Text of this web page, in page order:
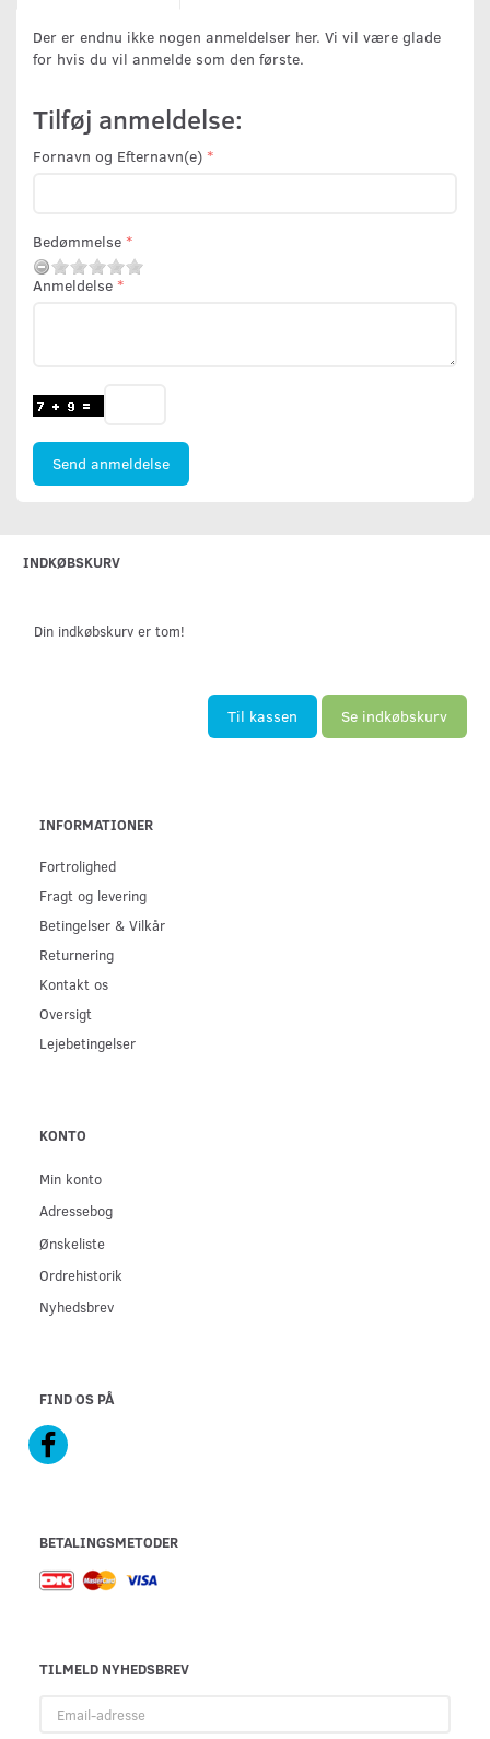
Der er endnu ikke nogen anmeldelser her. Vi vil være glade
for hvis du vil anmelde som den første.
Tilføj anmeldelse:
Fornavn og Efternavn(e)
Bedømmelse
Anmeldelse
Send anmeldelse
INDKØBSKURV
Din indkøbskurv er tom!
Til kassen Se indkøbskurv
INFORMATIONER
Fortrolighed
Fragt og levering
Betingelser & Vilkår
Returnering
Kontakt os
Oversigt
Lejebetingelser
KONTO
Min konto
Adressebog
Ønskeliste
Ordrehistorik
Nyhedsbrev
FIND OS PÅ
BETALINGSMETODER
TILMELD NYHEDSBREV
adresse